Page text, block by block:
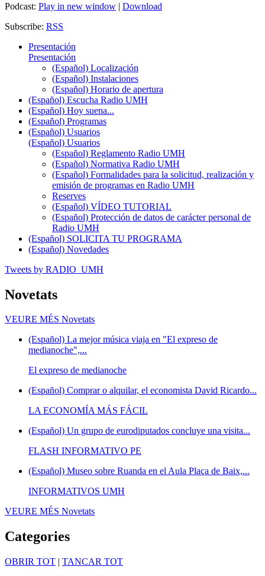
Podcast: Play in new window | Download
Subscribe: RSS
Presentación
Presentación
(Español) Localización
(Español) Instalaciones
(Español) Horario de apertura
(Español) Escucha Radio UMH
(Español) Hoy suena...
(Español) Programas
(Español) Usuarios
(Español) Usuarios
(Español) Reglamento Radio UMH
(Español) Normativa Radio UMH
(Español) Formalidades para la solicitud, realización y
emisión de programas en Radio UMH
Reserves
(Español) VÍDEO TUTORIAL
(Español) Protección de datos de carácter personal de
Radio UMH
(Español) SOLICITA TU PROGRAMA
(Español) Novedades
Tweets by RADIO_UMH
Novetats
VEURE MÉS Novetats
(Español) La mejor música viaja en "El expreso de
medianoche",...
El expreso de medianoche
(Español) Comprar o alquilar, el economista David Ricardo...
LA ECONOMÍA MÁS FÁCIL
(Español) Un grupo de eurodiputados concluye una visita...
FLASH INFORMATIVO PE
(Español) Museo sobre Ruanda en el Aula Plaça de Baix,...
INFORMATIVOS UMH
VEURE MÉS Novetats
Categories
OBRIR TOT | TANCAR TOT